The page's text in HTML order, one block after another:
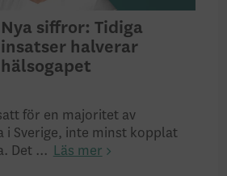
Nya siffror: Tidiga
insatser halverar
hälsogapet
för en majoritet av
i Sverige, inte minst kopplat
Det ...
Läs mer